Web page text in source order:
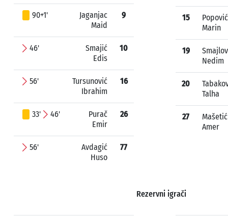
90+1'
Jaganjac
Maid
9
46'
Smajić
Edis
10
56'
Tursunović
Ibrahim
16
33' 46'
Purač
Emir
26
56'
Avdagić
Huso
77
15
Popović
Marin
19
Nedim
20
Talha
27
Mašetić
Amer
Rezervni igrači